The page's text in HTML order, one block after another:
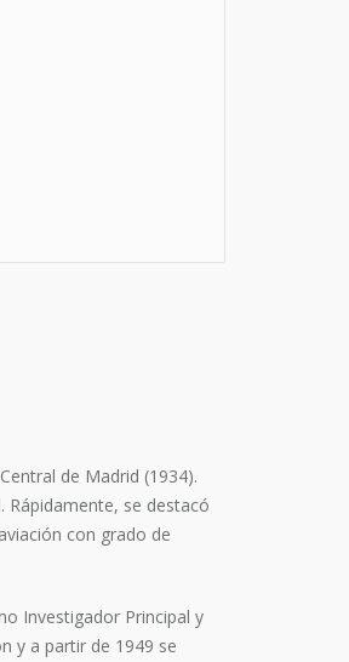
de Madrid (1934).
Rápidamente, se destacó
con grado de
Investigador Principal y
y a partir de 1949 se